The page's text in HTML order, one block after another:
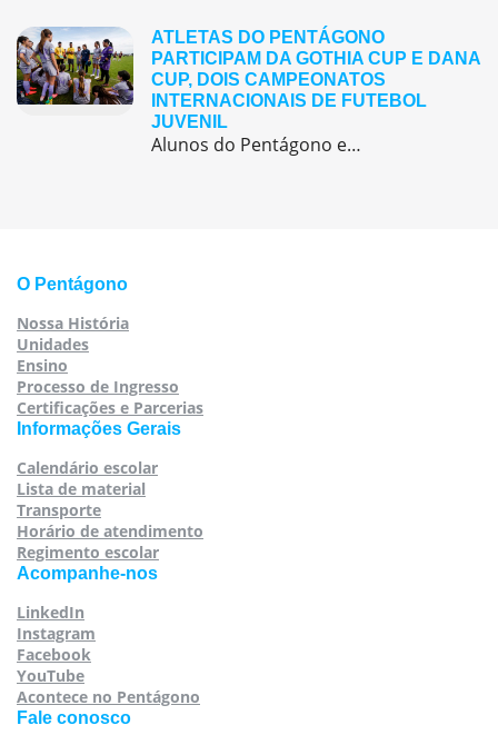
ATLETAS DO PENTÁGONO
PARTICIPAM DA GOTHIA CUP E DANA
CUP, DOIS CAMPEONATOS
INTERNACIONAIS DE FUTEBOL
JUVENIL
Alunos do Pentágono embarcaram para a Europa, onde participaram de duas das maiores competições internacionais de futebol juvenil
O Pentágono
Nossa História
Unidades
Ensino
Processo de Ingresso
Certificações e Parcerias
Informações Gerais
Calendário escolar
Lista de material
Transporte
Horário de atendimento
Regimento escolar
Acompanhe-nos
LinkedIn
Instagram
Facebook
YouTube
Acontece no Pentágono
Fale conosco